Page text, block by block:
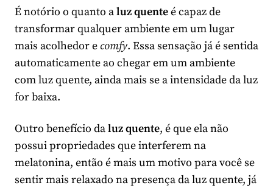
É notório o quanto aluz quenteé capaz de
transformar qualquer ambiente em um lugar
mais acolhedor e comfy. Essa sensação já é sentida
automaticamente ao chegar em um ambiente
com luz quente, ainda mais se a intensidade da luz
for baixa.
Outro benefício daluz quente, é que ela não
possui propriedades que interferem na
melatonina, então é mais um motivo para você se
sentir mais relaxado na presença da luz quente, já